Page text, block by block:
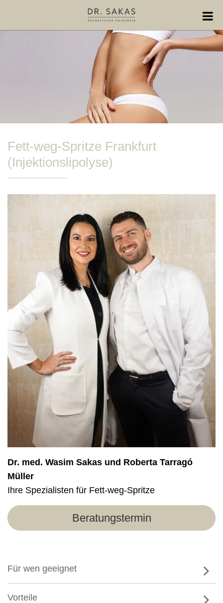
Fett-weg-Spritze Frankfurt
(Injektionslipolyse)
Dr. med. Wasim Sakas und Roberta Tarragó
Müller
Ihre Spezialisten für Fett-weg-Spritze
Beratungstermin
Für wen geeignet
Vorteile